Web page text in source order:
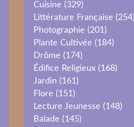
Cuisine (329)
Littérature Française (254)
Photographie (201)
Plante Cultivée (184)
Drôme (174)
Édifice Religieux (168)
Jardin (161)
Flore (151)
Lecture Jeunesse (148)
Balade (145)